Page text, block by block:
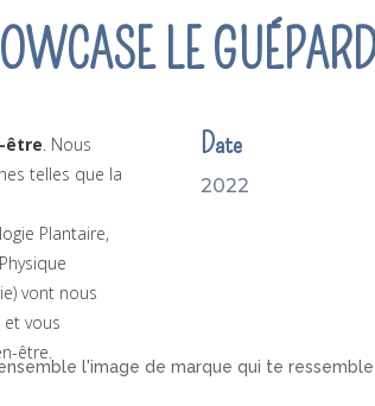
LE
être. Nous
telles que la
Plantaire,
) vont nous
vous
être.
Date
2022